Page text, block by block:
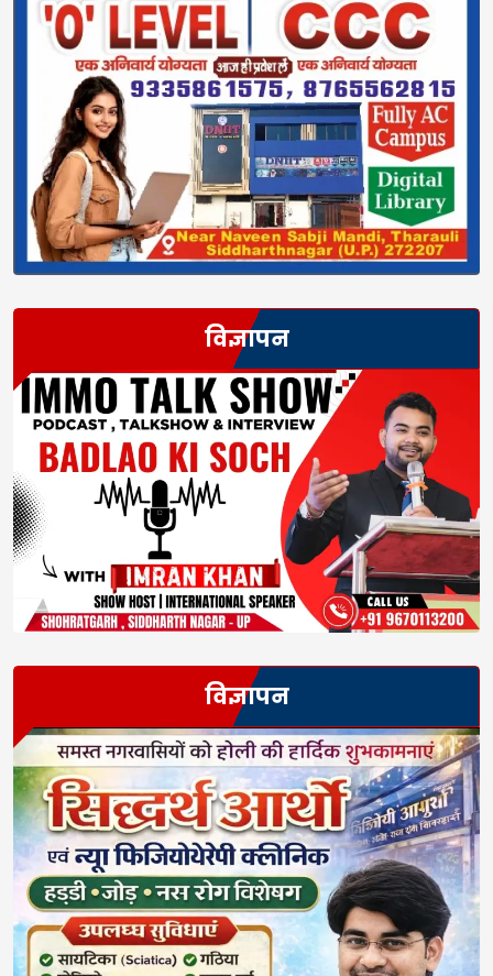
विज्ञापन
विज्ञापन